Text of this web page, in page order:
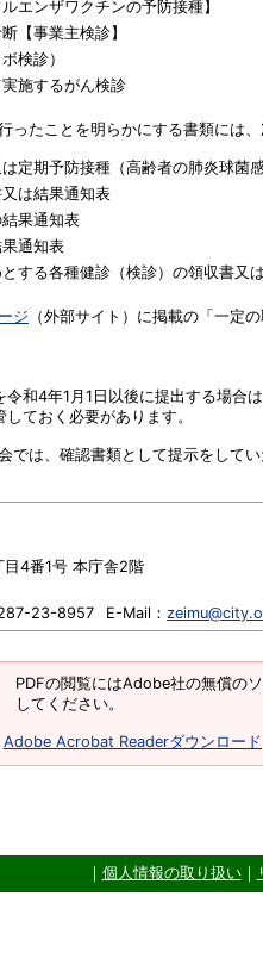
エンザワクチンの予防接種】
【事業主検診】
検診）
施するがん検診
たことを明らかにする書類には、
定期予防接種（高齢者の肺炎球菌
は結果通知表
果通知表
通知表
する各種健診（検診）の領収書又
ジ （外部サイト）に掲載の「一定
和4年1月1日以後に提出する場合
ておく必要があります。
は、確認書類として提示をしてい
目4番1号 本庁舎2階
23-8957 E-Mail：
PDFの閲覧にはAdobe社の無償の
してください。
Adobe Acrobat Readerダウンロード
｜ 個人情報の取り扱い｜